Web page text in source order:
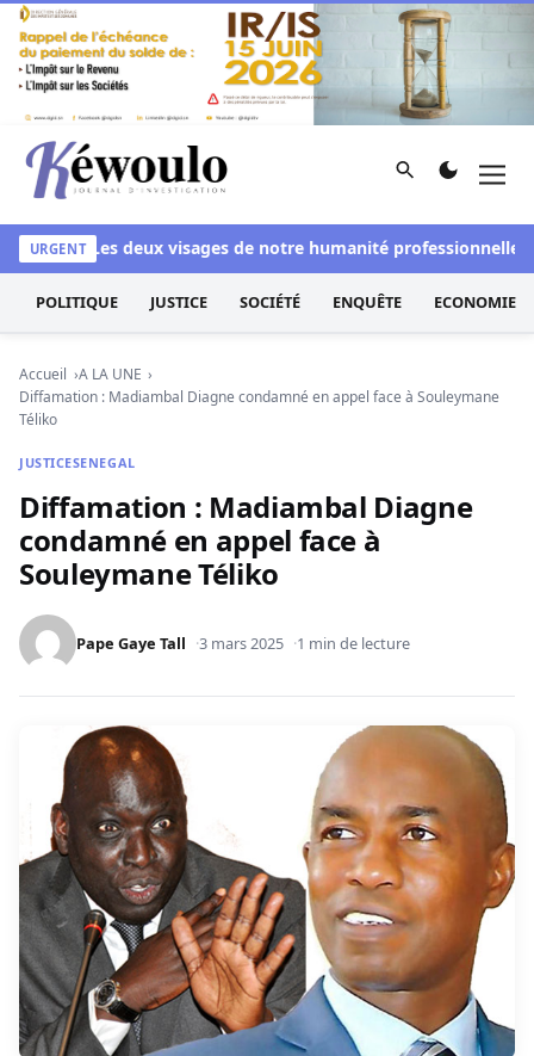
Aller au contenu
Kéwoulo, le premier site d'information et d'investigation
Rechercher
URGENTLes deux visages de notre humanité professionnelle :
POLITIQUE JUSTICE SOCIÉTÉ ENQUÊTE ECONOMIE
Accueil
A LA UNE
Diffamation : Madiambal Diagne condamné en appel face à Souleymane
Téliko
JUSTICESENEGAL
Diffamation : Madiambal Diagne
condamné en appel face à
Souleymane Téliko
Pape Gaye Tall 3 mars 2025 1 min de lecture